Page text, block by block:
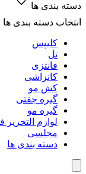
دسته بندی ها
انتخاب دسته بندی ها
کلیپس
تل
فانتزی
کانزاشی
کش مو
گیره جفتی
گیره مو
لوازم التحریر
مجلسی
دسته بندی ها